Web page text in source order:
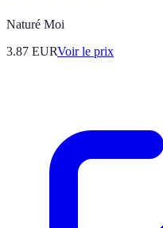
Naturé Moi
3.87 EURVoir le prix